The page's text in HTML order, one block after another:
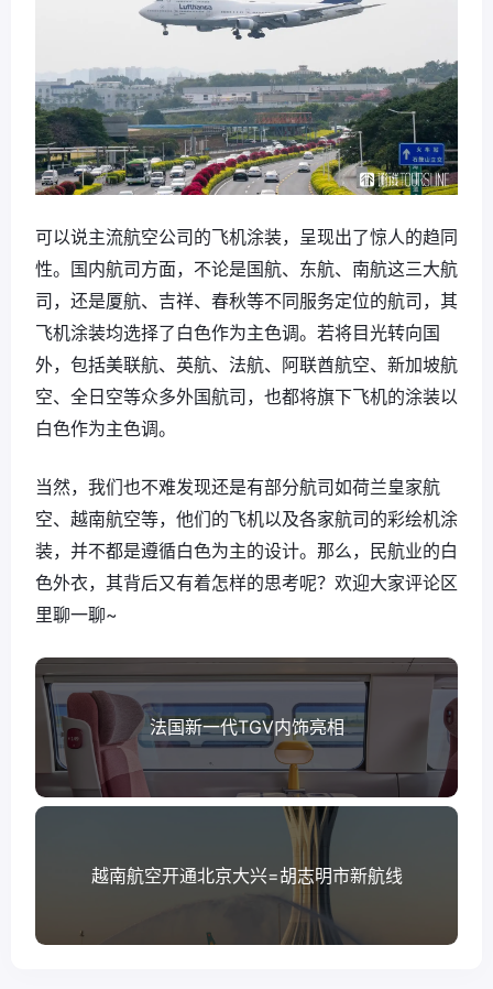
可以说主流航空公司的飞机涂装，呈现出了惊人的趋同
性。国内航司方面，不论是国航、东航、南航这三大航
司，还是厦航、吉祥、春秋等不同服务定位的航司，其
飞机涂装均选择了白色作为主色调。若将目光转向国
外，包括美联航、英航、法航、阿联酋航空、新加坡航
空、全日空等众多外国航司，也都将旗下飞机的涂装以
白色作为主色调。
当然，我们也不难发现还是有部分航司如荷兰皇家航
空、越南航空等，他们的飞机以及各家航司的彩绘机涂
装，并不都是遵循白色为主的设计。那么，民航业的白
色外衣，其背后又有着怎样的思考呢？欢迎大家评论区
里聊一聊~
法国新一代TGV内饰亮相
越南航空开通北京大兴=胡志明市新航线